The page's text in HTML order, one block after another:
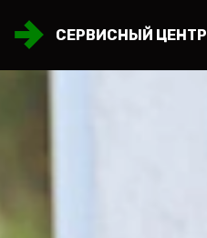
СЕРВИСНЫЙ ЦЕНТР